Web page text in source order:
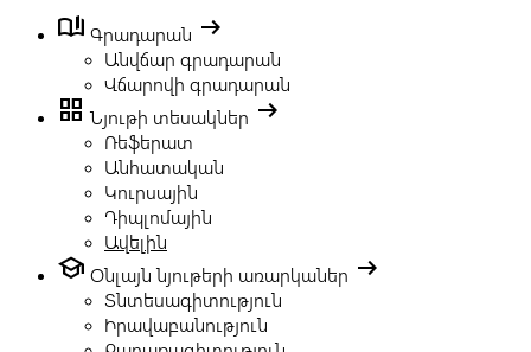
book_ribbon Գրադարան arrow_right_alt
Անվճար գրադարան
Վճարովի գրադարան
grid_view Նյութի տեսակներ arrow_right_alt
Ռեֆերատ
Անհատական
Կուրսային
Դիպլոմային
Ավելին
school Օնլայն նյութերի առարկաներ arrow_right_alt
Տնտեսագիտություն
Իրավաբանություն